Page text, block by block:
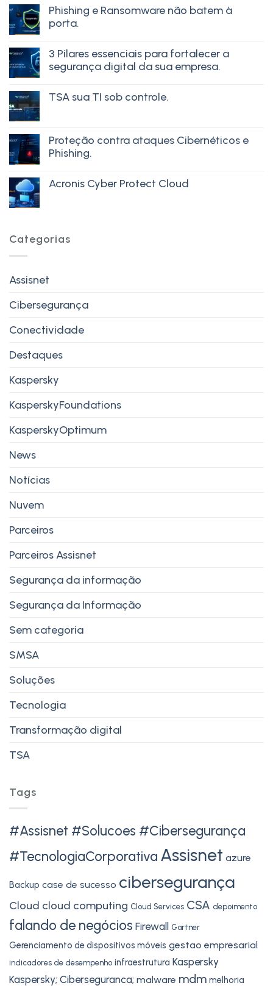
Phishing e Ransomware não batem à
porta.
3 Pilares essenciais para fortalecer a
segurança digital da sua empresa.
TSA sua TI sob controle.
Proteção contra ataques Cibernéticos e
Phishing.
Acronis Cyber Protect Cloud
Categorias
Assisnet
Cibersegurança
Conectividade
Destaques
Kaspersky
KasperskyFoundations
KasperskyOptimum
News
Notícias
Nuvem
Parceiros
Parceiros Assisnet
Segurança da informação
Segurança da Informação
Sem categoria
SMSA
Soluções
Tecnologia
Transformação digital
TSA
Tags
#Assisnet #Solucoes #Cibersegurança
#TecnologiaCorporativa Assisnet azure
Backup case de sucesso cibersegurança
Cloud cloud computing Cloud Services CSA depoimento
falando de negócios Firewall Gartner
Gerenciamento de dispositivos móveis gestao empresarial
indicadores de desempenho infraestrutura Kaspersky
Kaspersky; Ciberseguranca; malware mdm melhoria